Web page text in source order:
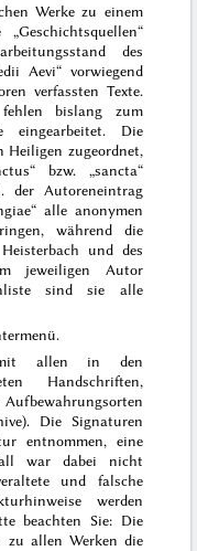
Werke zu einem
des
Aevi“ vorwiegend
verfassten Texte.
bislang zum
eingearbeitet. Die
Heiligen zugeordnet,
bzw. „sancta“
der Autoreneintrag
alle anonymen
während die
und des
jeweiligen Autor
sind sie alle
mit allen in den
Handschriften,
Die Signaturen
entnommen, eine
war dabei nicht
und falsche
werden
beachten Sie: Die
zu allen Werken die